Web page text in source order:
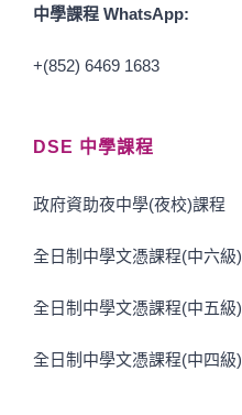
中學課程 WhatsApp:
+(852) 6469 1683
DSE 中學課程
政府資助夜中學(夜校)課程
全日制中學文憑課程(中六級)
全日制中學文憑課程(中五級)
全日制中學文憑課程(中四級)